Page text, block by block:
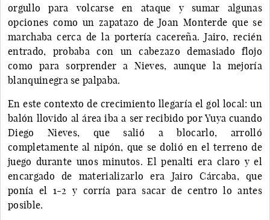
orgullo para volcarse en ataque y sumar algunas
opciones como un zapatazo de Joan Monterde que se
marchaba cerca de la portería cacereña. Jairo, recién
entrado, probaba con un cabezazo demasiado flojo
como para sorprender a Nieves, aunque la mejoría
blanquinegra se palpaba.
En este contexto de crecimiento llegaría el gol local: un
balón llovido al área iba a ser recibido por Yuya cuando
Diego Nieves, que salió a blocarlo, arrolló
completamente al nipón, que se dolió en el terreno de
juego durante unos minutos. El penalti era claro y el
encargado de materializarlo era Jairo Cárcaba, que
ponía el 1-2 y corría para sacar de centro lo antes
posible.